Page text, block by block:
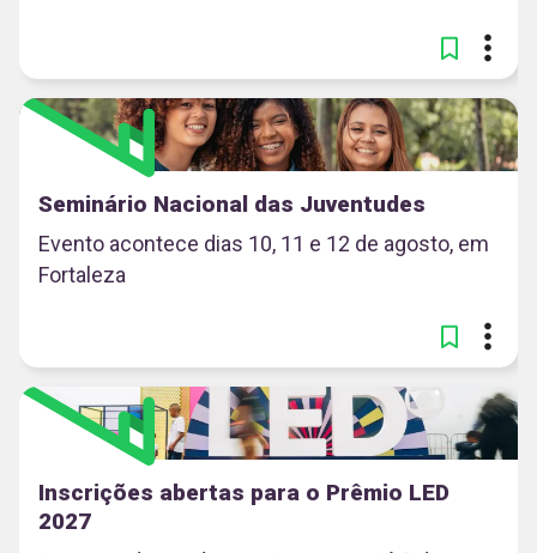
Seminário Nacional das Juventudes
Evento acontece dias 10, 11 e 12 de agosto, em
Fortaleza
Inscrições abertas para o Prêmio LED
2027